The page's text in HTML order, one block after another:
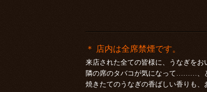
＊ 店内は全席禁煙です。
来店された全ての皆様に、うなぎを
隣の席のタバコが気になって………、
焼きたてのうなぎの香ばしい香りも、